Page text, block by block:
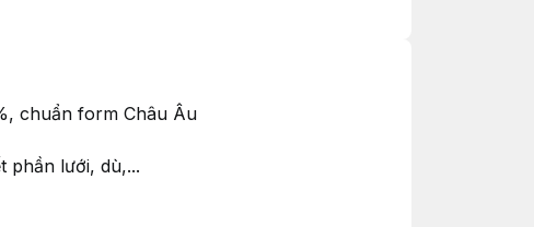
chuẩn form Châu Âu
phần lưới, dù,...